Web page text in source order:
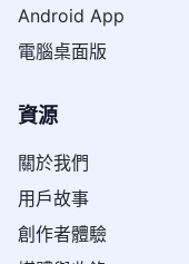
Android App
電腦桌面版
資源
關於我們
用戶故事
創作者體驗